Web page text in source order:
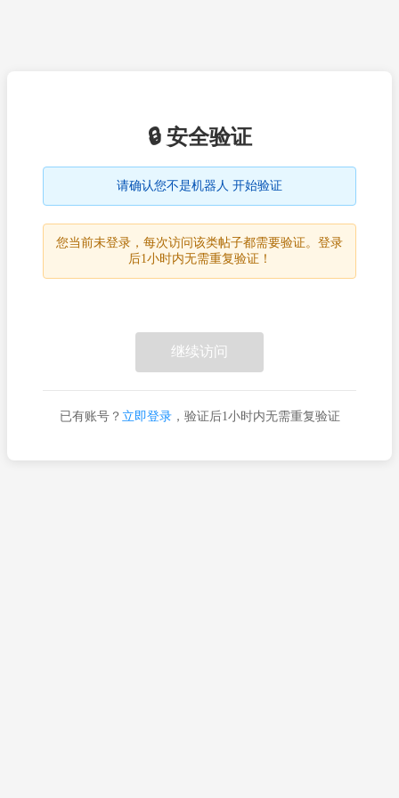
🔒 安全验证
请确认您不是机器人 开始验证
您当前未登录，每次访问该类帖子都需要验证。登录
后1小时内无需重复验证！
继续访问
已有账号？ 立即登录，验证后1小时内无需重复验证